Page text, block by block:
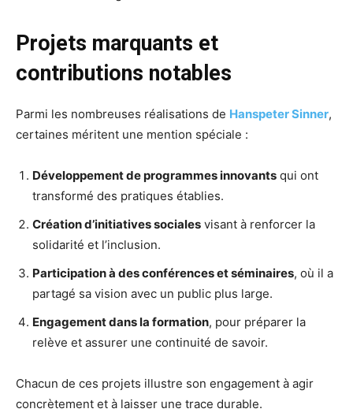
Projets marquants et
contributions notables
Parmi les nombreuses réalisations de Hanspeter Sinner,
certaines méritent une mention spéciale :
Développement de programmes innovants qui ont
transformé des pratiques établies.
Création d’initiatives sociales visant à renforcer la
solidarité et l’inclusion.
Participation à des conférences et séminaires, où il a
partagé sa vision avec un public plus large.
Engagement dans la formation, pour préparer la
relève et assurer une continuité de savoir.
Chacun de ces projets illustre son engagement à agir
concrètement et à laisser une trace durable.